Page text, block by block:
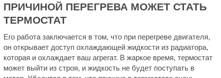
ПРИЧИНОЙ ПЕРЕГРЕВА МОЖЕТ СТАТЬ
ТЕРМОСТАТ
Его работа заключается в том, что при перегреве двигателя,
он открывает доступ охлаждающей жидкости из радиатора,
которая и охлаждает ваш агрегат. В жаркое время, термостат
может выйти из строя, и жидкость не будет поступать в